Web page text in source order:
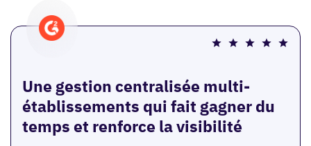
Une gestion centralisée multi-
établissements qui fait gagner du
temps et renforce la visibilité